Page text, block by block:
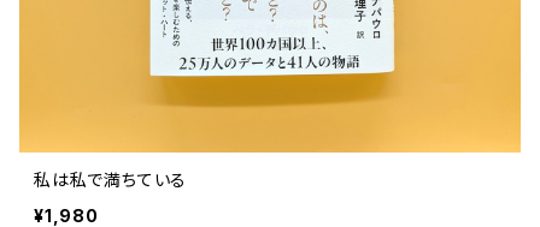
私は私で満ちている
¥1,980